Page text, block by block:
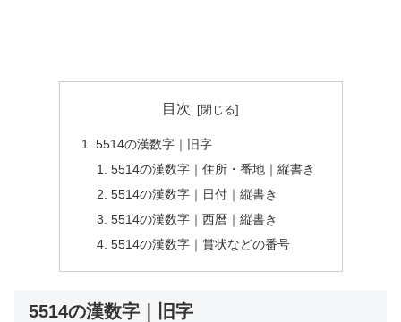
目次
5514の漢数字｜旧字
5514の漢数字｜住所・番地｜縦書き
5514の漢数字｜日付｜縦書き
5514の漢数字｜西暦｜縦書き
5514の漢数字｜賞状などの番号
5514の漢数字｜旧字